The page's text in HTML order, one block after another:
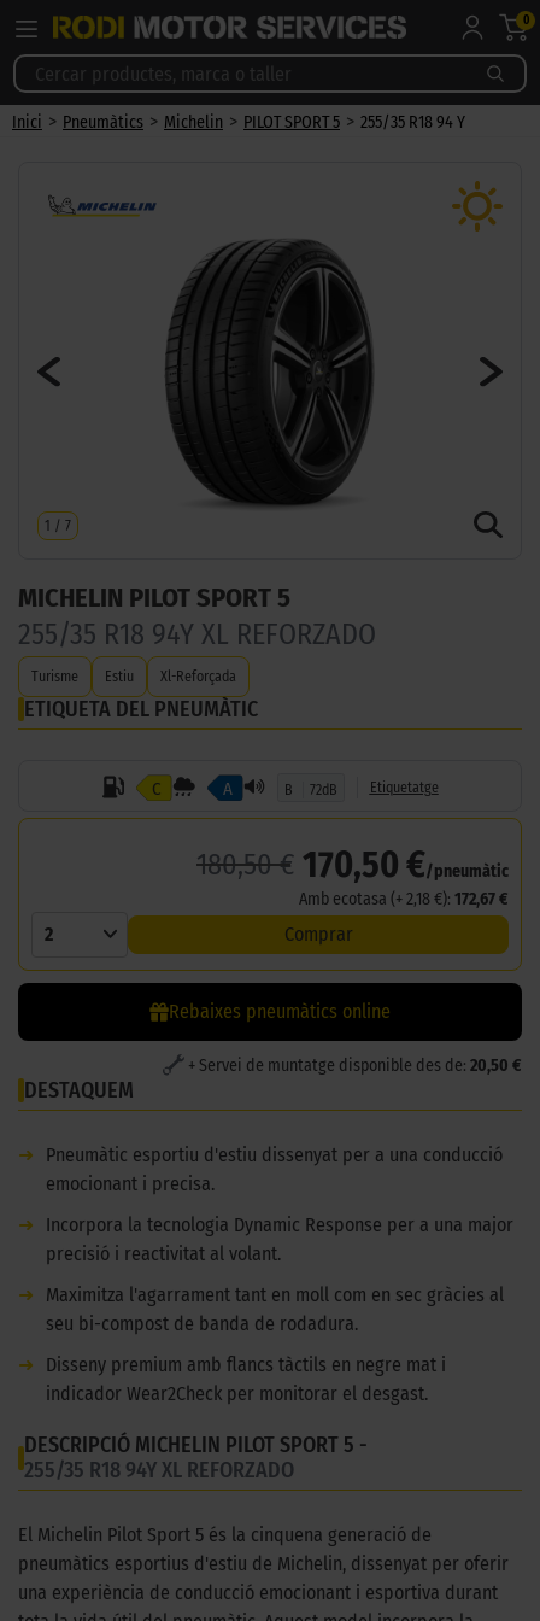
0
Inici > Pneumàtics > Michelin > PILOT SPORT 5 > 255/35 R18 94 Y
1 / 7
MICHELIN PILOT SPORT 5
255/35 R18 94Y XL REFORZADO
Turisme Estiu Xl-Reforçada
ETIQUETA DEL PNEUMÀTIC
C A B 72dB Etiquetatge
180,50 € 170,50 €/pneumàtic
Amb ecotasa (+ 2,18 €): 172,67 €
2 Comprar
Rebaixes pneumàtics online
+ Servei de muntatge disponible des de: 20,50 €
DESTAQUEM
➜
Pneumàtic esportiu d'estiu dissenyat per a una conducció
emocionant i precisa.
➜
Incorpora la tecnologia Dynamic Response per a una major
precisió i reactivitat al volant.
➜
Maximitza l'agarrament tant en moll com en sec gràcies al
seu bi-compost de banda de rodadura.
➜
Disseny premium amb flancs tàctils en negre mat i
indicador Wear2Check per monitorar el desgast.
DESCRIPCIÓ MICHELIN PILOT SPORT 5 -
255/35 R18 94Y XL REFORZADO
El Michelin Pilot Sport 5 és la cinquena generació de
pneumàtics esportius d'estiu de Michelin, dissenyat per oferir
una experiència de conducció emocionant i esportiva durant